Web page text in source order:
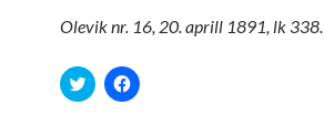
Olevik nr. 16, 20. aprill 1891, lk 338.
C
l
C
l